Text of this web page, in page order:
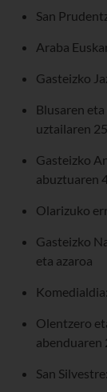
San
Araba
Gasteizko
Blusaren
uztailaren
Gasteizko
abuztuaren
Olarizuko
Gasteizko
eta azaroa
Olentzero
abenduaren
San